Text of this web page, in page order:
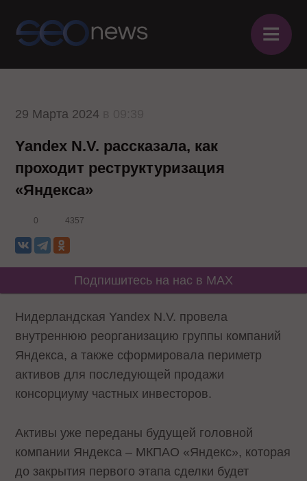
≡
29 Марта 2024
Yandex N.V. рассказала, как
проходит реструктуризация
«Яндекса»
0 4357
Подпишитесь на нас в MAX
Нидерландская Yandex N.V. провела
внутреннюю реорганизацию группы компаний
Яндекса, а также сформировала периметр
активов для последующей продажи
консорциуму частных инвесторов.
Активы уже переданы будущей головной
компании Яндекса – МКПАО «Яндекс», которая
до закрытия первого этапа сделки будет